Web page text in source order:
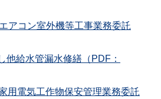
アコン室外機等工事業務委託
他給水管漏水修繕（PDF：
用電気工作物保安管理業務委託